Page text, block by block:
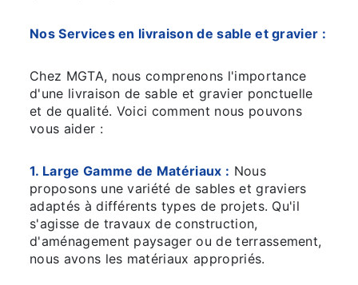
Nos Services en livraison de sable et gravier :
Chez MGTA, nous comprenons l'importance
d'une livraison de sable et gravier ponctuelle
et de qualité. Voici comment nous pouvons
vous aider :
1. Large Gamme de Matériaux : Nous
proposons une variété de sables et graviers
adaptés à différents types de projets. Qu'il
s'agisse de travaux de construction,
d'aménagement paysager ou de terrassement,
nous avons les matériaux appropriés.